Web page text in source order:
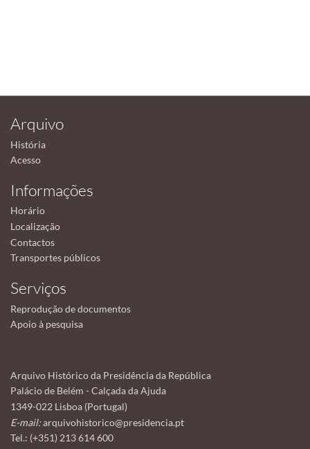
Arquivo
História
Acesso
Informações
Horário
Localização
Contactos
Transportes públicos
Serviços
Reprodução de documentos
Apoio à pesquisa
Arquivo Histórico da Presidência da República
Palácio de Belém - Calçada da Ajuda
1349-022 Lisboa (Portugal)
E-mail:arquivohistorico@presidencia.pt
Tel.: (+351) 213 614 600